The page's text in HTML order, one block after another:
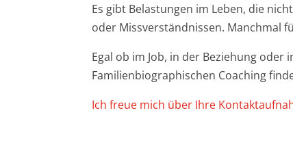
Es gibt Belastungen im Leben, die
oder Missverständnissen. Manchmal
Egal ob im Job, in der Beziehung
Familienbiographischen Coaching
Ich freue mich über Ihre